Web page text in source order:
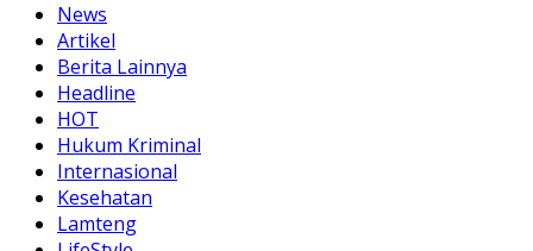
News
Artikel
Berita Lainnya
Headline
HOT
Hukum Kriminal
Internasional
Kesehatan
Lamteng